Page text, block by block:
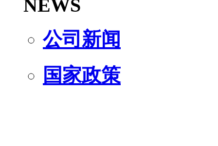
NEWS
公司新闻
国家政策